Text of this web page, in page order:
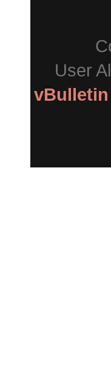
User